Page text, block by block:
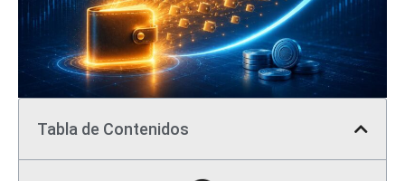
Tabla de Contenidos